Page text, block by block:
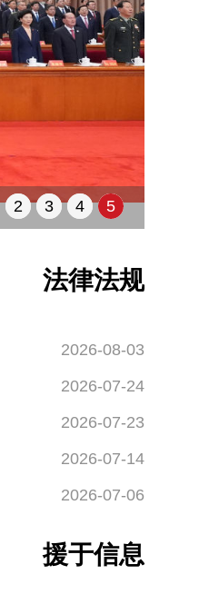
2 3 4 5
法律法规
2026-08-03
2026-07-24
2026-07-23
2026-07-14
2026-07-06
援于信息